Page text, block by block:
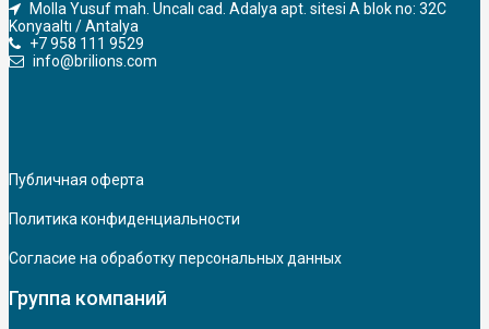
Molla Yusuf mah. Uncalı cad. Adalya apt. sitesi A blok no: 32C
Konyaaltı / Antalya
+7 958 111 9529
info@brilions.com
Публичная оферта
Политика конфиденциальности
Согласие на обработку персональных данных
Группа компаний